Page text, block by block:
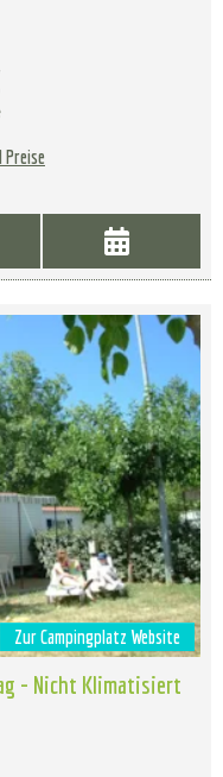
Zur Campingplatz Website
- Nicht Klimatisiert